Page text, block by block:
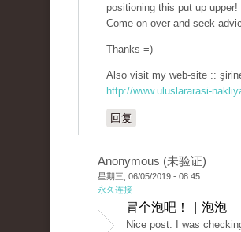
positioning this put up upper!
Come on over and seek
Thanks =)
Also visit my web-site ::
http://www.uluslararasi-
回复
Anonymous (未验证)
星期三, 06/05/2019 - 08:45
永久连接
冒个泡吧！ | 泡泡
Nice post. I was